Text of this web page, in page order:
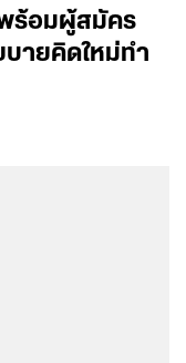
ร้อมผู้สมัคร
บายคิดใหม่ทำ